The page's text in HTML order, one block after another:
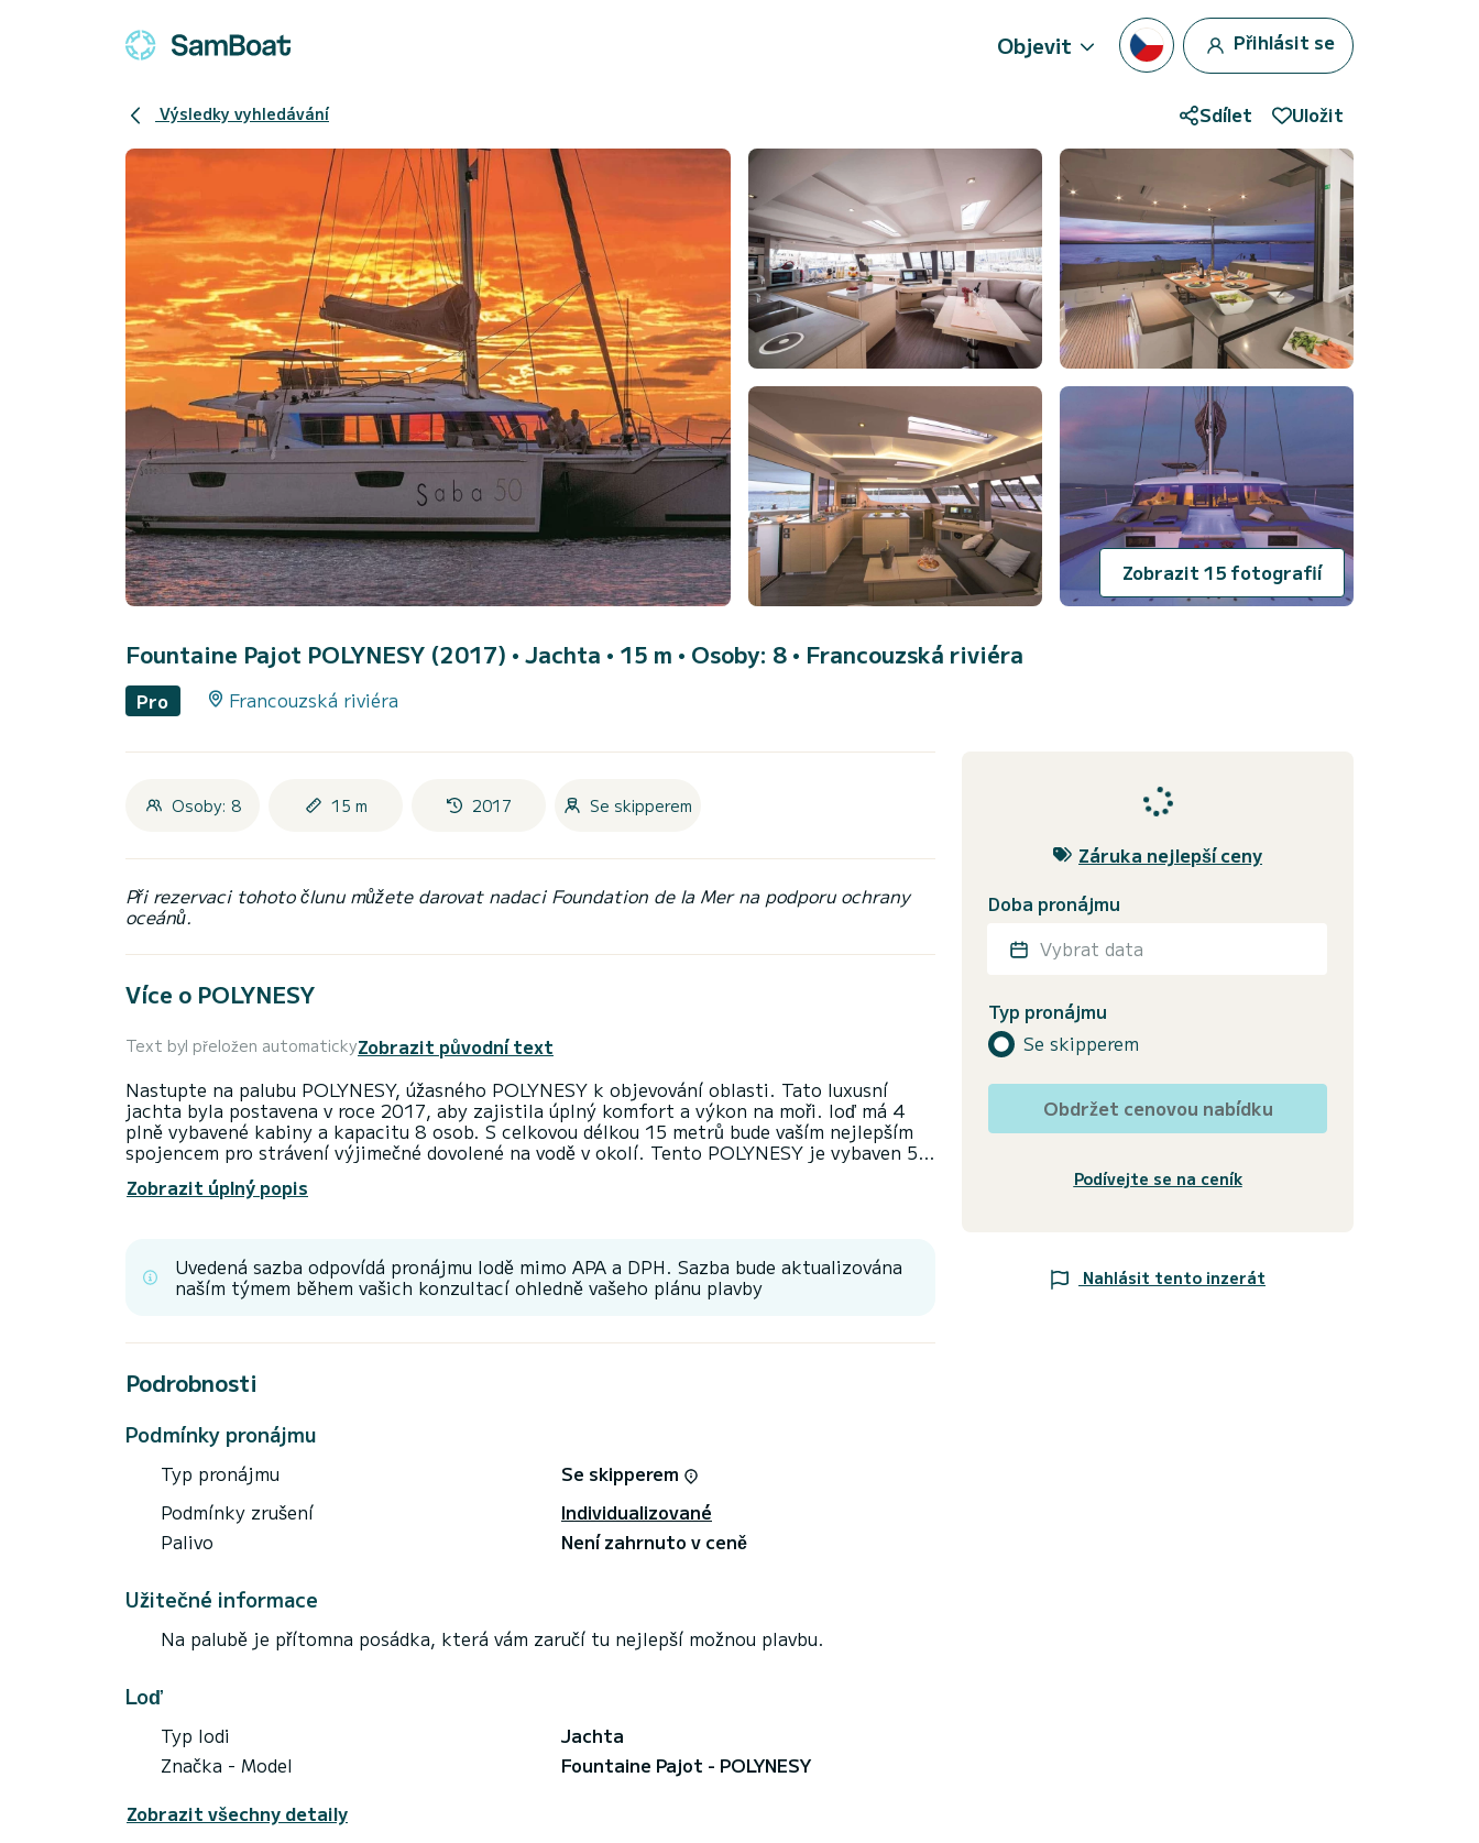
Objevit Přihlásit se
Výsledky vyhledávání Sdílet Uložit
Zobrazit 15 fotografií
Fountaine Pajot POLYNESY (2017) • Jachta • 15 m • Osoby: 8 • Francouzská riviéra
Pro Francouzská riviéra
Osoby: 8 15 m 2017 Se skipperem
Při rezervaci tohoto člunu můžete darovat nadaci Foundation de la Mer na podporu ochrany
oceánů.
Více o POLYNESY
Text byl přeložen automatickyZobrazit původní text
Nastupte na palubu POLYNESY, úžasného POLYNESY k objevování oblasti. Tato luxusní
jachta byla postavena v roce 2017, aby zajistila úplný komfort a výkon na moři. loď má 4
plně vybavené kabiny a kapacitu 8 osob. S celkovou délkou 15 metrů bude vaším nejlepším
spojencem pro strávení výjimečné dovolené na vodě v okolí. Tento POLYNESY je vybaven 5
toaletami s sprchou. Má následující vybavení: TV, venkovní reproduktory, wifi a internet,
palubní sprchu, výrobník vody, gril, klimatizaci. Zveme vás, abyste přímo na platformě podali
Zobrazit úplný popis
Uvedená sazba odpovídá pronájmu lodě mimo APA a DPH. Sazba bude aktualizována
naším týmem během vašich konzultací ohledně vašeho plánu plavby
Podrobnosti
Podmínky pronájmu
Typ pronájmu
Se skipperem
Podmínky zrušení
Individualizované
Palivo
Není zahrnuto v ceně
Užitečné informace
Na palubě je přítomna posádka, která vám zaručí tu nejlepší možnou plavbu.
Loď
Typ lodi
Jachta
Značka - Model
Fountaine Pajot - POLYNESY
Zobrazit všechny detaily
Záruka nejlepší ceny
Doba pronájmu
Vybrat data
Typ pronájmu
Se skipperem
Obdržet cenovou nabídku
Podívejte se na ceník
Nahlásit tento inzerát